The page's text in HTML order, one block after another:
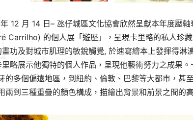
12 月 14 日– 氹仔城區文化協會欣然呈獻本年度壓
Carrilho) 的個人展「遊歷」，呈現卡里略的私人珍
功及對城市肌理的敏銳觸覺, 於速寫繪本上發揮得淋
略展示他獨特的個人作品，呈現他藝術努力之成果
的多個偏遠地區，到紐約、倫敦、巴黎等大都市，甚
兩到三種重疊的顏色構成，描繪出背景和前景之間的